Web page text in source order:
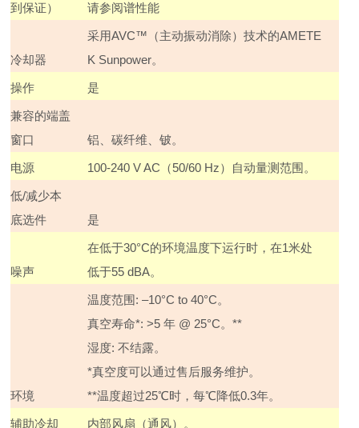
到保证）
请参阅谱性能
冷却器
采用AVC™（主动振动消除）技术的AMETE
K Sunpower。
操作 是
兼容的端盖
窗口
铝、碳纤维、铍。
电源 100-240 V AC （50/60 Hz）自动量测范围。
低/减少本
底选件
是
噪声
在低于30°C的环境温度下运行时，在1米处
低于55 dBA。
环境
温度范围: –10°C to 40°C。
真空寿命*: >5 年 @ 25°C。**
湿度: 不结露。
*真空度可以通过售后服务维护。
**温度超过25℃时，每℃降低0.3年。
辅助冷却 内部风扇（通风）。